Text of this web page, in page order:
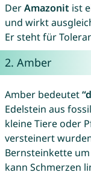
DerAmazonit ist
und wirkt
Er steht für
2. Amber
Amber bedeutet
Edelstein aus
kleine Tiere oder
versteinert
Bernsteinkette
kann Schmerzen